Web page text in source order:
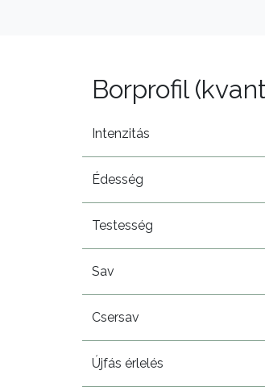
Borprofil
Intenzitás
Édesség
Testesség
Sav
Csersav
Újfás érlelés